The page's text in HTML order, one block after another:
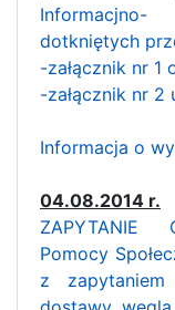
dotkniętych
-załącznik nr 1
-załącznik nr 2
Informacja o
04.08.2014 r.
ZAPYTANIE
Pomocy
z